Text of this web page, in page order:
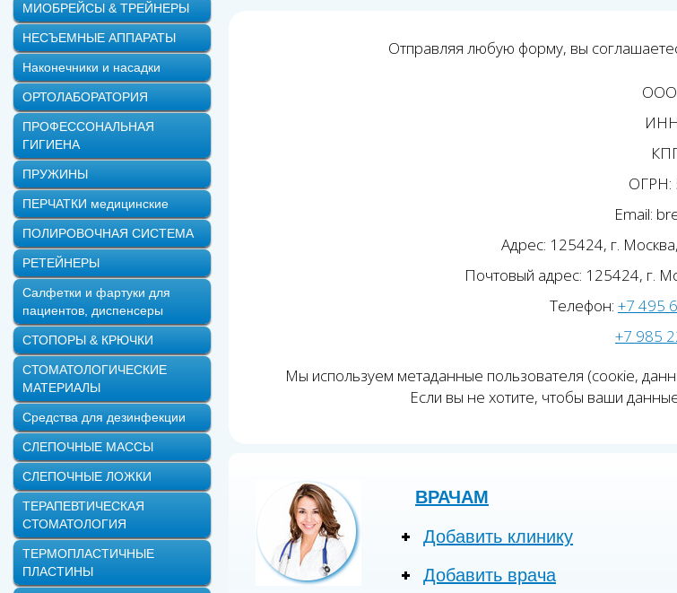
Отправляя любую форму, вы
ООО
ОГРН:
Email:
Адрес: 125424, г.
Почтовый адрес: 125424, г.
Телефон: +7 495
+7 985
Мы используем метаданные пользователя (соокіе,
Если вы не хотите, чтобы ваши
ВРАЧАМ
Добавить клинику
Добавить врача
МИОБРЕЙСЫ & ТРЕЙНЕРЫ
НЕСЪЕМНЫЕ АППАРАТЫ
Наконечники и насадки
ОРТОЛАБОРАТОРИЯ
ПРОФЕССОНАЛЬНАЯ
ГИГИЕНА
ПРУЖИНЫ
ПЕРЧАТКИ медицинские
ПОЛИРОВОЧНАЯ СИСТЕМА
РЕТЕЙНЕРЫ
Салфетки и фартуки для
пациентов, диспенсеры
СТОПОРЫ & КРЮЧКИ
СТОМАТОЛОГИЧЕСКИЕ
МАТЕРИАЛЫ
Средства для дезинфекции
СЛЕПОЧНЫЕ МАССЫ
СЛЕПОЧНЫЕ ЛОЖКИ
ТЕРАПЕВТИЧЕСКАЯ
СТОМАТОЛОГИЯ
ТЕРМОПЛАСТИЧНЫЕ
ПЛАСТИНЫ